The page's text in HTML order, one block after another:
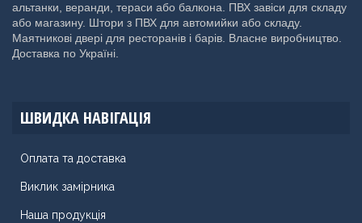
альтанки, веранди, тераси або балкона. ПВХ завіси для складу
або магазину. Штори з ПВХ для автомийки або складу.
Маятникові двері для ресторанів і барів. Власне виробництво.
Доставка по Україні.
ШВИДКА НАВІГАЦІЯ
Оплата та доставка
Виклик замірника
Наша продукція